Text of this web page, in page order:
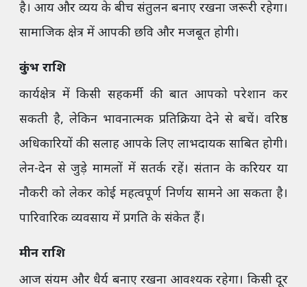
है। आय और व्यय के बीच संतुलन बनाए रखना जरूरी रहेगा।
सामाजिक क्षेत्र में आपकी छवि और मजबूत होगी।
कुंभ राशि
कार्यक्षेत्र में किसी सहकर्मी की बात आपको परेशान कर
सकती है, लेकिन भावनात्मक प्रतिक्रिया देने से बचें। वरिष्ठ
अधिकारियों की सलाह आपके लिए लाभदायक साबित होगी।
लेन-देन से जुड़े मामलों में सतर्क रहें। संतान के करियर या
नौकरी को लेकर कोई महत्वपूर्ण निर्णय सामने आ सकता है।
पारिवारिक व्यवसाय में प्रगति के संकेत हैं।
मीन राशि
आज संयम और धैर्य बनाए रखना आवश्यक रहेगा। किसी दूर